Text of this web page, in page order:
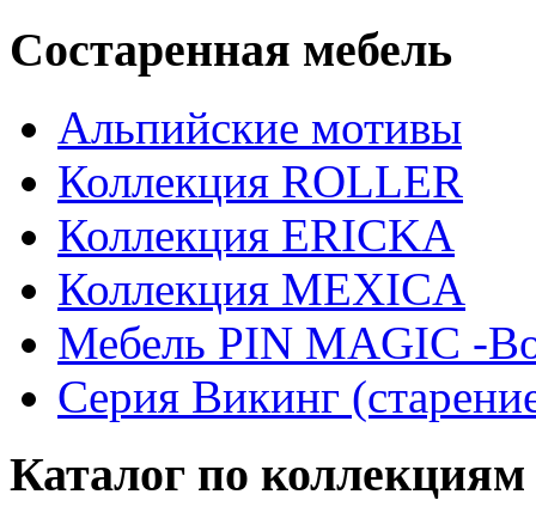
Состаренная мебель
Альпийские мотивы
Коллекция ROLLER
Коллекция ERICKA
Коллекция MEXICA
Мебель PIN MAGIС -
Серия Викинг
Каталог по коллекциям